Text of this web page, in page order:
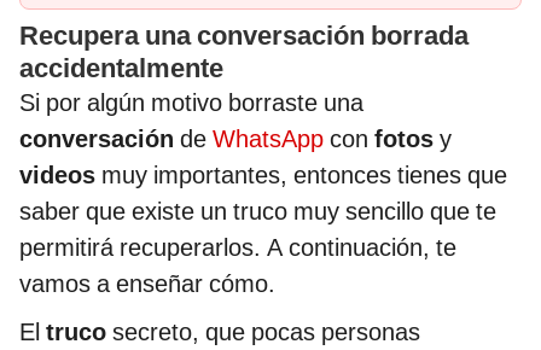
Recupera una conversación borrada
accidentalmente
Si por algún motivo borraste una
conversación de WhatsApp con fotos y
videos muy importantes, entonces tienes que
saber que existe un truco muy sencillo que te
permitirá recuperarlos. A continuación, te
vamos a enseñar cómo.
El truco secreto, que pocas personas